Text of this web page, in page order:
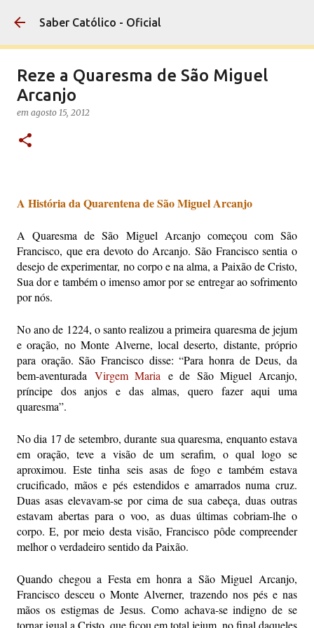
Pular para o conteúdo principal
Saber Católico - Oficial
Reze a Quaresma de São Miguel
Arcanjo
em agosto 15, 2012
A História da Quarentena de São Miguel Arcanjo
A Quaresma de São Miguel Arcanjo começou com São
Francisco, que era devoto do Arcanjo. São Francisco sentia o
desejo de experimentar, no corpo e na alma, a Paixão de Cristo,
Sua dor e também o imenso amor por se entregar ao sofrimento
por nós.
No ano de 1224, o santo realizou a primeira quaresma de jejum
e oração, no Monte Alverne, local deserto, distante, próprio
para oração. São Francisco disse: “Para honra de Deus, da
bem-aventurada Virgem Maria e de São Miguel Arcanjo,
príncipe dos anjos e das almas, quero fazer aqui uma
quaresma”.
No dia 17 de setembro, durante sua quaresma, enquanto estava
em oração, teve a visão de um serafim, o qual logo se
aproximou. Este tinha seis asas de fogo e também estava
crucificado, mãos e pés estendidos e amarrados numa cruz.
Duas asas elevavam-se por cima de sua cabeça, duas outras
estavam abertas para o voo, as duas últimas cobriam-lhe o
corpo. E, por meio desta visão, Francisco pôde compreender
melhor o verdadeiro sentido da Paixão.
Quando chegou a Festa em honra a São Miguel Arcanjo,
Francisco desceu o Monte Alverner, trazendo nos pés e nas
mãos os estigmas de Jesus. Como achava-se indigno de se
tornar igual a Cristo, que ficou em total jejum, no final daqueles